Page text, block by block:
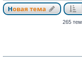
Новая тема
265 тем